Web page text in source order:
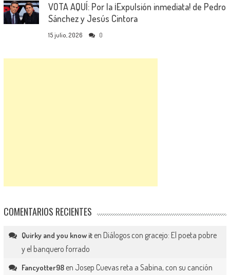
VOTA AQUÍ: Por la ¡Expulsión inmediata! de Pedro
Sánchez y Jesús Cintora
15 julio, 2026 0
COMENTARIOS RECIENTES
Quirky and you know iten Diálogos con gracejo: El poeta pobre
y el banquero forrado
Fancyotter98en Josep Cuevas reta a Sabina, con su canción